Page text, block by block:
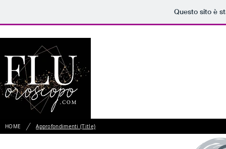
Questo sito è
HOME / Approfondimenti (Title)